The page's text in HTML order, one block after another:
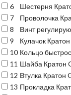
6
Шестерня
7
Проволочка
8
Винт
9
Кулачок
10 Кольцо
11 Шайба Кратон
12 Втулка Кратон
13 Прокладка